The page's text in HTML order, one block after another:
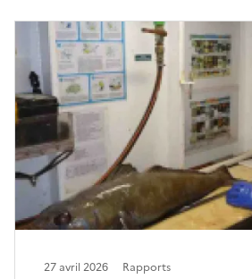
27 avril 2026 Rapports